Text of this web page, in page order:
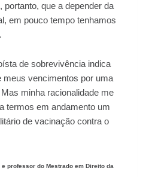
que a depender da
em pouco tempo tenhamos
de sobrevivência indica
meus vencimentos por uma
minha racionalidade me
termos em andamento um
de vacinação contra o
professor do Mestrado em Direito da